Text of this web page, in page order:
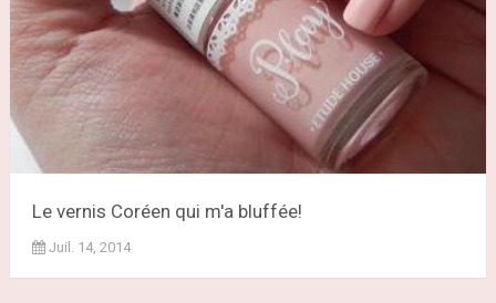
Le vernis Coréen qui m'a bluffée!
Juil. 14, 2014